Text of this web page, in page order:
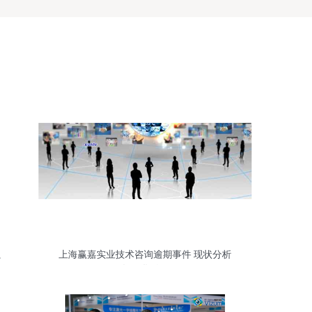
上海赢嘉实业技术咨询逾期事件 现状分析